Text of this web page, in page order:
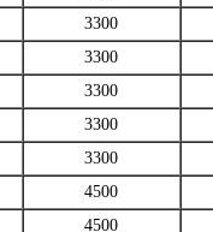
3300
3300
3300
3300
3300
4500
4500